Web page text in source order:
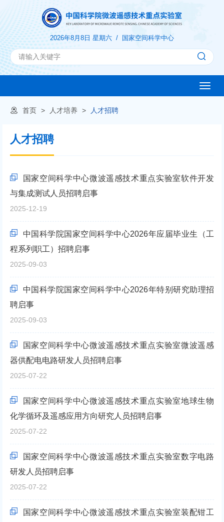
2026年8月8日 星期六 / 国家空间科学中心
Toggle
首页 > 人才培养 > 人才招聘
人才招聘
国家空间科学中心微波遥感技术重点实验室软件开发
与集成测试人员招聘启事
2025-12-19
中国科学院国家空间科学中心2026年应届毕业生（工
程系列职工）招聘启事
2025-09-03
中国科学院国家空间科学中心2026年特别研究助理招
聘启事
2025-09-03
国家空间科学中心微波遥感技术重点实验室微波遥感
器供配电电路研发人员招聘启事
2025-07-22
国家空间科学中心微波遥感技术重点实验室地球生物
化学循环及遥感应用方向研究人员招聘启事
2025-07-22
国家空间科学中心微波遥感技术重点实验室数字电路
研发人员招聘启事
2025-07-22
国家空间科学中心微波遥感技术重点实验室装配钳工